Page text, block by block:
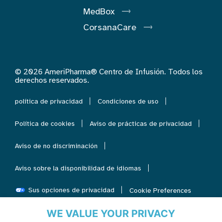
MedBox
CorsanaCare
© 2026 AmeriPharma® Centro de Infusión. Todos los
derechos reservados.
política de privacidad Condiciones de uso
Política de cookies Aviso de prácticas de privacidad
Aviso de no discriminación
Aviso sobre la disponibilidad de idiomas
Sus opciones de privacidad Cookie Preferences
WE VALUE YOUR PRIVACY